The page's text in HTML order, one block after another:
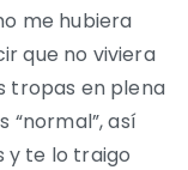
me hubiera
que no viviera
tropas en plena
“normal”, así
y te lo traigo